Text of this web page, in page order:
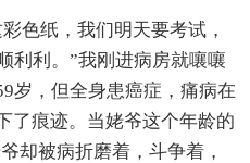
色纸，我们明天要考试，
利利。”我刚进病房就嚷嚷
岁，但全身患癌症，痛病在
了痕迹。当姥爷这个年龄的
却被病折磨着，斗争着，